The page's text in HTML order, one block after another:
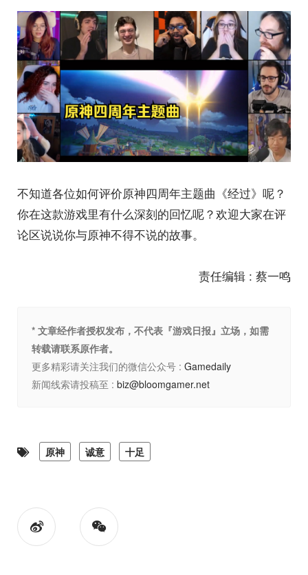
不知道各位如何评价原神四周年主题曲《经过》呢？
你在这款游戏里有什么深刻的回忆呢？欢迎大家在评
论区说说你与原神不得不说的故事。
责任编辑 : 蔡一鸣
* 文章经作者授权发布，不代表『游戏日报』立场，如需
转载请联系原作者。
更多精彩请关注我们的微信公众号 : Gamedaily
新闻线索请投稿至 : biz@bloomgamer.net
原神 诚意 十足